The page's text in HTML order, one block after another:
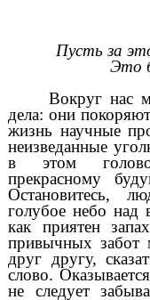
Пусть за
Это
Вокруг нас
дела: они
жизнь научные
неизведанные
в этом
прекрасному
Остановитесь,
голубое небо над
как приятен
привычных забот
друг другу,
слово.
не следует